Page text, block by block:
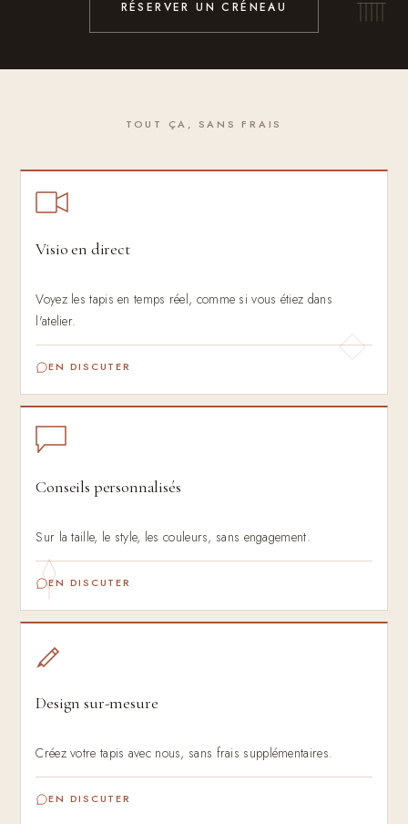
RÉSERVER UN CRÉNEAU
TOUT ÇA, SANS FRAIS
Visio en direct
Voyez les tapis en temps réel, comme si vous étiez dans
l'atelier.
EN DISCUTER
Conseils personnalisés
Sur la taille, le style, les couleurs, sans engagement.
EN DISCUTER
Design sur-mesure
Créez votre tapis avec nous, sans frais supplémentaires.
EN DISCUTER